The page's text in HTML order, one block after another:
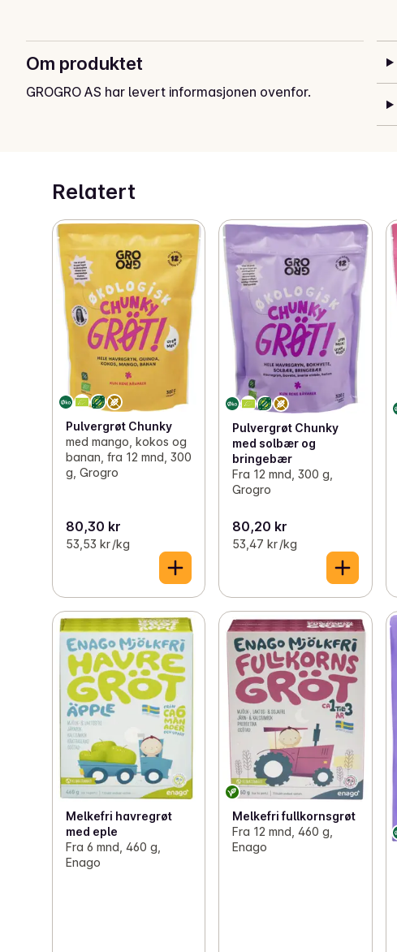
Om produktet
GROGRO AS har levert informasjonen ovenfor.
Relatert
Pulvergrøt Chunky
med mango, kokos og
banan, fra 12 mnd, 300
g, Grogro
80,30 kr
53,53 kr /kg
Pulvergrøt Chunky
med solbær og
bringebær
Fra 12 mnd, 300 g,
Grogro
80,20 kr
53,47 kr /kg
Melkefri havregrøt
med eple
Fra 6 mnd, 460 g,
Enago
Melkefri fullkornsgrøt
Fra 12 mnd, 460 g,
Enago